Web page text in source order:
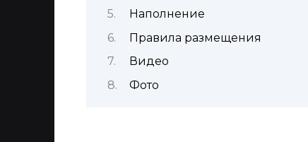
Наполнение
Правила размещения
Видео
Фото